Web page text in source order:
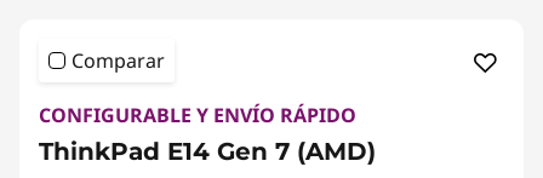
Comparar
CONFIGURABLE Y ENVÍO RÁPIDO
ThinkPad E14 Gen 7 (AMD)